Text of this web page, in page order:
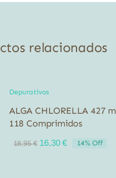
relacionados
Depurativos
ALGA CHLORELLA 427
118 Comprimidos
18,95€ El
16,30€El
14% Off